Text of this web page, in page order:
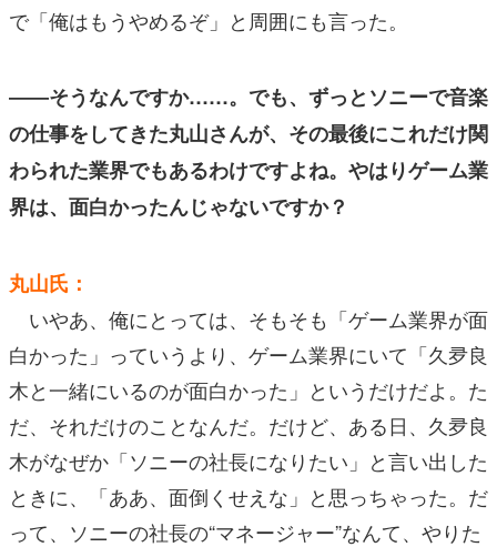
で「俺はもうやめるぞ」と周囲にも言った。
――そうなんですか……。でも、ずっとソニーで音楽
の仕事をしてきた丸山さんが、その最後にこれだけ関
わられた業界でもあるわけですよね。やはりゲーム業
界は、面白かったんじゃないですか？
丸山氏：
いやあ、俺にとっては、そもそも「ゲーム業界が面
白かった」っていうより、ゲーム業界にいて「久夛良
木と一緒にいるのが面白かった」というだけだよ。た
だ、それだけのことなんだ。だけど、ある日、久夛良
木がなぜか「ソニーの社長になりたい」と言い出した
ときに、「ああ、面倒くせえな」と思っちゃった。だ
って、ソニーの社長の“マネージャー”なんて、やりた